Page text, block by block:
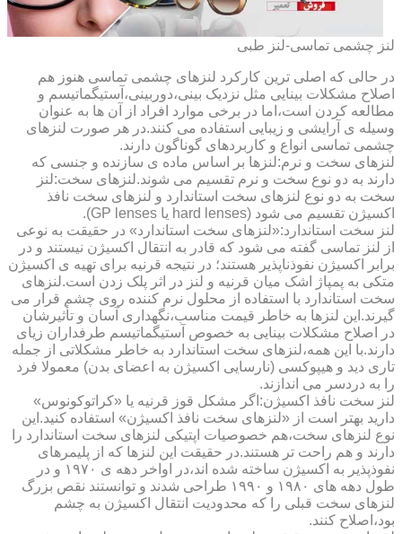
لنز چشمی تماسی-لنز طبی
در حالی که اصلی ترین کارکرد لنزهای چشمی تماسی هنوز هم
اصلاح مشکلات بینایی مثل نزدیک بینی،دوربینی،آستیگماتیسم و
مطالعه کردن است،اما در برخی موارد افراد از آن ها به عنوان
وسیله ی آرایشی و زیبایی استفاده می کنند.در هر صورت لنزهای
چشمی تماسی انواع و کاربردهای گوناگون دارند.
لنزهای سخت و نرم:لنزها بر اساس ماده ی سازنده و جنسی که
دارند به دو نوع سخت و نرم تقسیم می شوند.لنزهای سخت:لنز
سخت به دو نوع لنزهای سخت استاندارد و لنزهای سخت نافذ
اکسیژن تقسیم می شود (hard lenses یا GP lenses).
لنز سخت استاندارد:«لنزهای سخت استاندارد» در حقیقت به نوعی
از لنز تماسی گفته می شود که قادر به انتقال اکسیژن نیستند و در
برابر اکسیژن نفوذناپذیر هستند؛ در نتیجه قرنیه برای تهیه ی اکسیژن
متکی به پمپاژ اشک میان قرنیه و لنز در اثر پلک زدن است.لنزهای
سخت استاندارد با استفاده از محلول نرم کننده روی چشم قرار می
گیرند.این لنزها به خاطر قیمت مناسب،نگهداری آسان و تأثیرشان
در اصلاح مشکلات بینایی به خصوص آستیگماتیسم طرفداران زیای
دارند.با این همه،لنزهای سخت استاندارد به خاطر مشکلاتی از جمله
تاری دید و هیپوکسی (نارسایی اکسیژن به اعضای بدن) معمولا فرد
را به دردسر می اندازند.
لنز سخت نافذ اکسیژن:اگر مشکل قوز قرنیه یا «کراتوکونوس»
دارید بهتر است از «لنزهای سخت نافذ اکسیژن» استفاده کنید.این
نوع لنزهای سخت،هم خصوصیات اپتیکی لنزهای سخت استاندارد را
دارند و هم راحت تر هستند.در حقیقت این لنزها که از پلیمرهای
نفوذپذیر به اکسیژن ساخته شده اند،در اواخر دهه ی ۱۹۷۰ و در
طول دهه های ۱۹۸۰ و ۱۹۹۰ طراحی شدند و توانستند نقص بزرگ
لنزهای سخت قبلی را که محدودیت انتقال اکسیژن به چشم
بود،اصلاح کنند.